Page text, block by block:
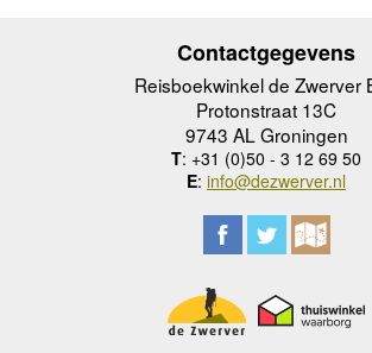
Contactgegevens
Reisboekwinkel de Zwerver
Protonstraat 13C
9743 AL Groningen
T: +31 (0)50 - 3 12 69 50
E: info@dezwerver.nl